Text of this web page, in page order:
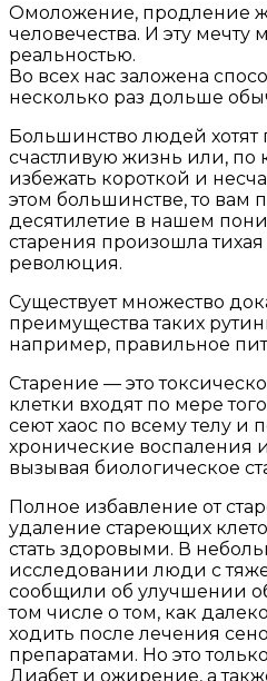
Что
принимать
из
продукции
Сово
–
Сова
для
омоложения
организма
и
продления
жизни?!
Омоложение, продление
человечества. И эту мечту
реальностью.
Во всех нас заложена
несколько раз дольше
Большинство людей
счастливую жизнь или, по
избежать короткой и
этом большинстве, то вам
десятилетие в нашем
старения произошла
революция.
Существует множество
преимущества таких
например, правильное
Старение — это
клетки входят по мере
сеют хаос по всему телу и
хронические воспаления
вызывая биологическое
Полное избавление от
удаление стареющих
стать здоровыми. В
исследовании люди с
сообщили об улучшении
том числе о том, как
ходить после лечения
препаратами. Но это
Диабет и ожирение, а